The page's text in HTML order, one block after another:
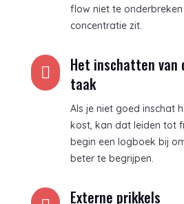
flow niet te
concentratie zit.

Het inschatten van
taak
Als je niet goed inschat
kost, kan dat leiden tot
begin een logboek bij
beter te begrijpen.
Externe prikkels